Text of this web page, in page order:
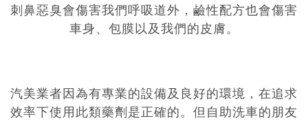
刺鼻惡臭會傷害我們呼吸道外，鹼性配方也會傷害
車身、包膜以及我們的皮膚。
汽美業者因為有專業的設備及良好的環境，在追求
效率下使用此類藥劑是正確的。但自助洗車的朋友